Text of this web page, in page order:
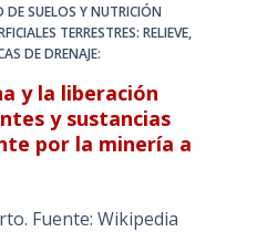
DE SUELOS Y NUTRICIÓN
TERRESTRES: RELIEVE,
DE DRENAJE:
y la liberación
y sustancias
por la minería a
Fuente: Wikipedia